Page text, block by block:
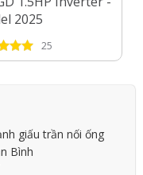
2025
25
giấu trần nối ống
Bình